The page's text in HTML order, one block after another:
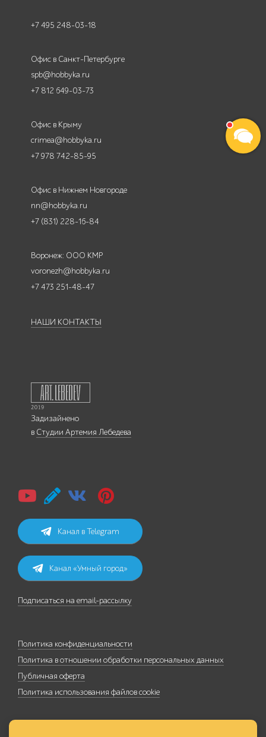
+7 495 248-03-18
Офис в Санкт-Петербурге
spb@hobbyka.ru
+7 812 649-03-73
Офис в Крыму
crimea@hobbyka.ru
+7 978 742-85-95
Офис в Нижнем Новгороде
nn@hobbyka.ru
+7 (831) 228-16-84
Воронеж: ООО КМР
voronezh@hobbyka.ru
+7 473 251-48-47
НАШИ КОНТАКТЫ
Задизайнено
в Студии Артемия Лебедева
Канал в Telegram
Канал «Умный город»
Подписаться на email-рассылку
Политика конфиденциальности
Политика в отношении обработки персональных данных
Публичная оферта
Политика использования файлов cookie